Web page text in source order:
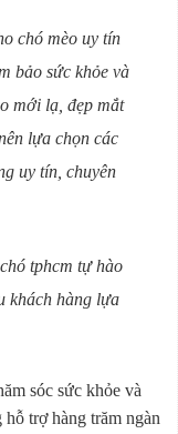
chó mèo uy tín
bảo sức khỏe và
mới lạ, đẹp mắt
lựa chọn các
uy tín, chuyên
tphcm tự hào
khách hàng lựa
sóc sức khỏe và
trợ hàng trăm ngàn